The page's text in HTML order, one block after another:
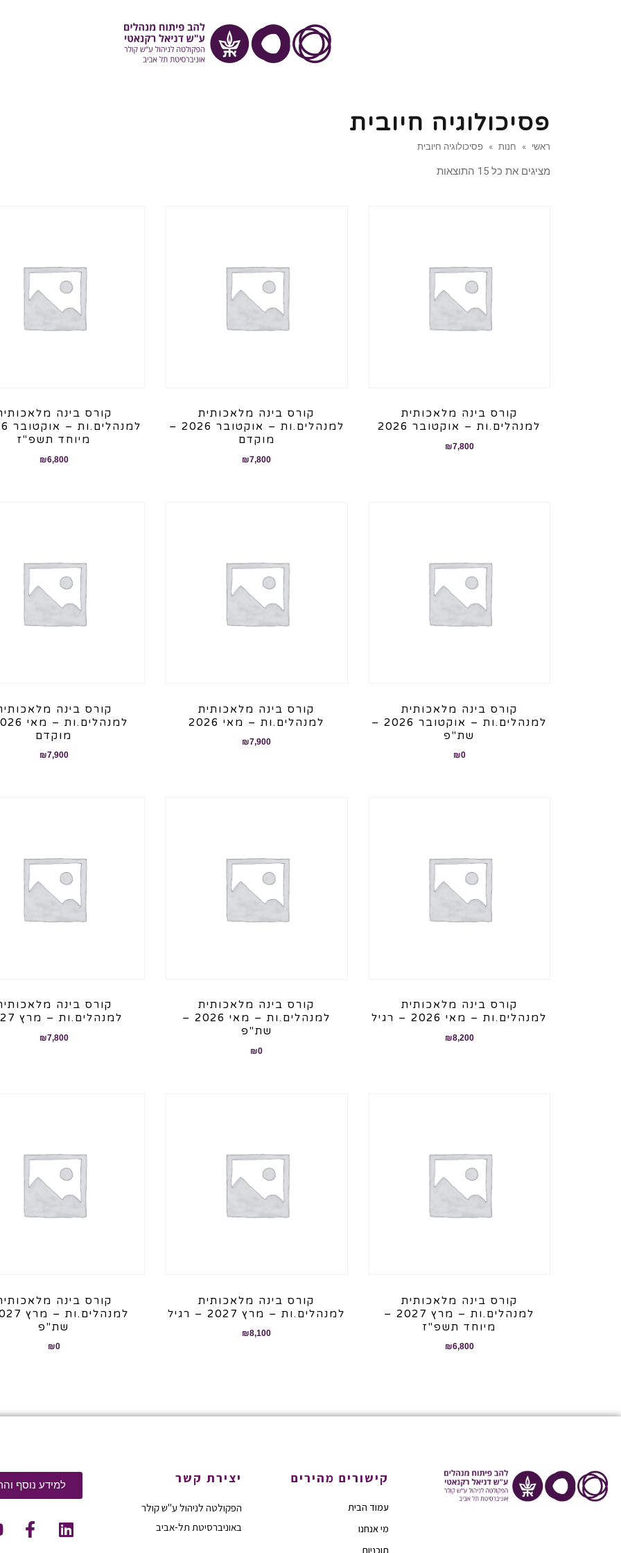
פסיכולוגיה חיובית
ראשי » חנות » פסיכולוגיה חיובית
מציגים את כל ⁦15⁩ התוצאות
קורס בינה מלאכותית
למנהלים.ות – אוקטובר 2026
₪7,800
קורס בינה מלאכותית
למנהלים.ות – אוקטובר 2026 –
מוקדם
₪7,800
קורס בינה
מיוחד תשפ"ז
₪6,800
קורס בינה מלאכותית
למנהלים.ות – אוקטובר 2026 –
שת"פ
₪0
קורס בינה מלאכותית
למנהלים.ות – מאי 2026
₪7,900
קורס בינה
מוקדם
₪7,900
קורס בינה מלאכותית
למנהלים.ות – מאי 2026 – רגיל
₪8,200
קורס בינה מלאכותית
למנהלים.ות – מאי 2026 –
שת"פ
₪0
קורס בינה
למנהלים.ות – מרץ 2027
₪7,800
קורס בינה מלאכותית
למנהלים.ות – מרץ 2027 –
מיוחד תשפ"ז
₪6,800
קורס בינה מלאכותית
למנהלים.ות – מרץ 2027 – רגיל
₪8,100
קורס בינה
שת"פ
₪0
קישורים מהירים
עמוד הבית
מי אנחנו
תוכניות
יצירת קשר
הפקולטה לניהול ע"ש קולר
באוניברסיטת תל-אביב
למידע נוסף